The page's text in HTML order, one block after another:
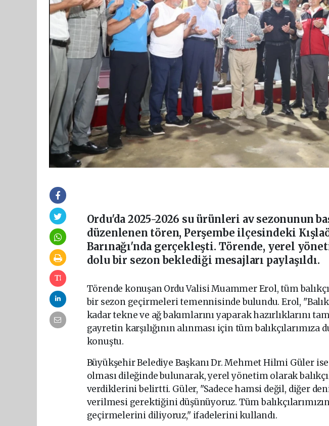
Ordu'da 2025-2026 su ürünleri av sezonunun
düzenlenen tören, Perşembe ilçesindeki
Barınağı'nda gerçekleşti. Törende, yerel
dolu bir sezon beklediği mesajları paylaşıldı.
Törende konuşan Ordu Valisi Muammer Erol, tüm
bir sezon geçirmeleri temennisinde bulundu. Erol,
kadar tekne ve ağ bakımlarını yaparak hazırlıklarını
gayretin karşılığının alınması için tüm balıkçılarımıza
konuştu.
Büyükşehir Belediye Başkanı Dr. Mehmet Hilmi Güler
olması dileğinde bulunarak, yerel yönetim olarak
verdiklerini belirtti. Güler, "Sadece hamsi değil, diğer
verilmesi gerektiğini düşünüyoruz. Tüm
geçirmelerini diliyoruz," ifadelerini kullandı.